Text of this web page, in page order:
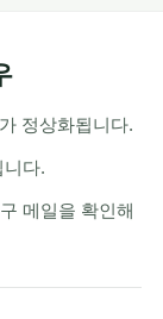
정상화됩니다.
다.
메일을 확인해